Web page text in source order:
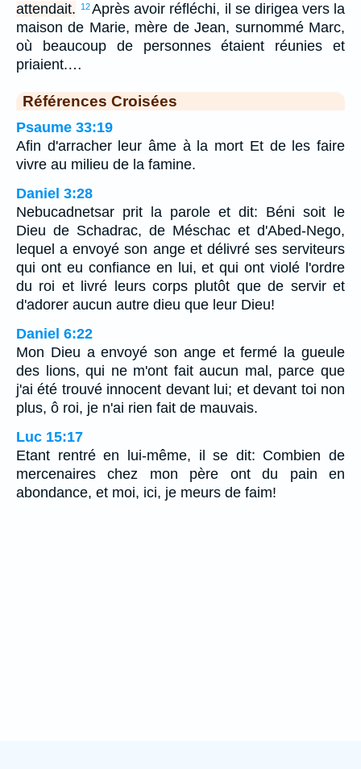
attendait.
12Après avoir réfléchi, il se dirigea vers la
maison de Marie, mère de Jean, surnommé Marc,
où beaucoup de personnes étaient réunies et
priaient.…
Références Croisées
Psaume 33:19
Afin d'arracher leur âme à la mort Et de les faire
vivre au milieu de la famine.
Daniel 3:28
Nebucadnetsar prit la parole et dit: Béni soit le
Dieu de Schadrac, de Méschac et d'Abed-Nego,
lequel a envoyé son ange et délivré ses serviteurs
qui ont eu confiance en lui, et qui ont violé l'ordre
du roi et livré leurs corps plutôt que de servir et
d'adorer aucun autre dieu que leur Dieu!
Daniel 6:22
Mon Dieu a envoyé son ange et fermé la gueule
des lions, qui ne m'ont fait aucun mal, parce que
j'ai été trouvé innocent devant lui; et devant toi non
plus, ô roi, je n'ai rien fait de mauvais.
Luc 15:17
Etant rentré en lui-même, il se dit: Combien de
mercenaires chez mon père ont du pain en
abondance, et moi, ici, je meurs de faim!